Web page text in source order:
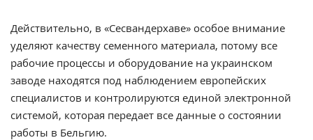
Действительно, в «Сесвандерхаве» особое внимание
уделяют качеству семенного материала, потому все
рабочие процессы и оборудование на украинском
заводе находятся под наблюдением европейских
специалистов и контролируются единой электронной
системой, которая передает все данные о состоянии
работы в Бельгию.